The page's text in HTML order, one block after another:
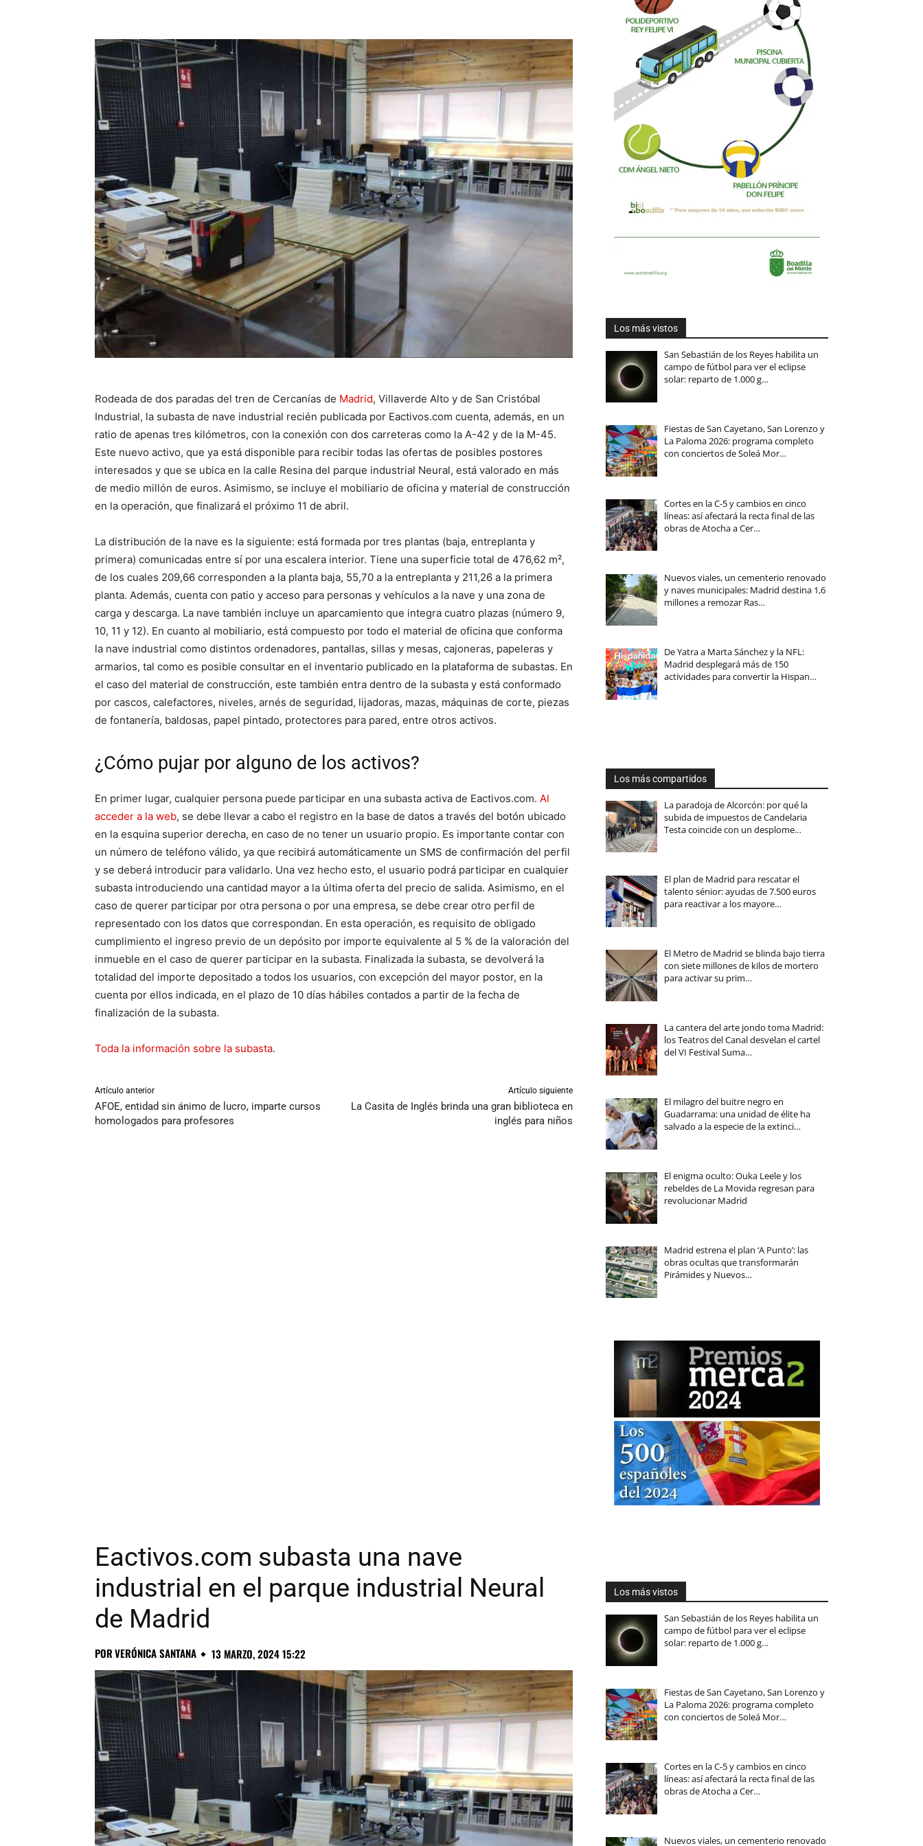
Rodeada de dos paradas del tren de Cercanías de Madrid, Villaverde Alto y de San Cristóbal
Industrial, la subasta de nave industrial recién publicada por Eactivos.com cuenta, además, en un
ratio de apenas tres kilómetros, con la conexión con dos carreteras como la A-42 y de la M-45.
Este nuevo activo, que ya está disponible para recibir todas las ofertas de posibles postores
interesados y que se ubica en la calle Resina del parque industrial Neural, está valorado en más
de medio millón de euros. Asimismo, se incluye el mobiliario de oficina y material de construcción
en la operación, que finalizará el próximo 11 de abril.
La distribución de la nave es la siguiente: está formada por tres plantas (baja, entreplanta y
primera) comunicadas entre sí por una escalera interior. Tiene una superficie total de 476,62 m²,
de los cuales 209,66 corresponden a la planta baja, 55,70 a la entreplanta y 211,26 a la primera
planta. Además, cuenta con patio y acceso para personas y vehículos a la nave y una zona de
carga y descarga. La nave también incluye un aparcamiento que integra cuatro plazas (número 9,
10, 11 y 12). En cuanto al mobiliario, está compuesto por todo el material de oficina que conforma
la nave industrial como distintos ordenadores, pantallas, sillas y mesas, cajoneras, papeleras y
armarios, tal como es posible consultar en el inventario publicado en la plataforma de subastas. En
el caso del material de construcción, este también entra dentro de la subasta y está conformado
por cascos, calefactores, niveles, arnés de seguridad, lijadoras, mazas, máquinas de corte, piezas
de fontanería, baldosas, papel pintado, protectores para pared, entre otros activos.
¿Cómo pujar por alguno de los activos?
En primer lugar, cualquier persona puede participar en una subasta activa de Eactivos.com. Al
acceder a la web, se debe llevar a cabo el registro en la base de datos a través del botón ubicado
en la esquina superior derecha, en caso de no tener un usuario propio. Es importante contar con
un número de teléfono válido, ya que recibirá automáticamente un SMS de confirmación del perfil
y se deberá introducir para validarlo. Una vez hecho esto, el usuario podrá participar en cualquier
subasta introduciendo una cantidad mayor a la última oferta del precio de salida. Asimismo, en el
caso de querer participar por otra persona o por una empresa, se debe crear otro perfil de
representado con los datos que correspondan. En esta operación, es requisito de obligado
cumplimiento el ingreso previo de un depósito por importe equivalente al 5 % de la valoración del
inmueble en el caso de querer participar en la subasta. Finalizada la subasta, se devolverá la
totalidad del importe depositado a todos los usuarios, con excepción del mayor postor, en la
cuenta por ellos indicada, en el plazo de 10 días hábiles contados a partir de la fecha de
finalización de la subasta.
Toda la información sobre la subasta.
Artículo anterior
AFOE, entidad sin ánimo de lucro, imparte cursos
homologados para profesores
Artículo siguiente
La Casita de Inglés brinda una gran biblioteca en
inglés para niños
Los más vistos
San Sebastián de los Reyes habilita un
campo de fútbol para ver el eclipse
solar: reparto de 1.000 g…
Fiestas de San Cayetano, San Lorenzo y
La Paloma 2026: programa completo
con conciertos de Soleá Mor…
Cortes en la C-5 y cambios en cinco
líneas: así afectará la recta final de las
obras de Atocha a Cer…
Nuevos viales, un cementerio renovado
y naves municipales: Madrid destina 1,6
millones a remozar Ras…
De Yatra a Marta Sánchez y la NFL:
Madrid desplegará más de 150
actividades para convertir la Hispan…
Los más compartidos
La paradoja de Alcorcón: por qué la
subida de impuestos de Candelaria
Testa coincide con un desplome…
El plan de Madrid para rescatar el
talento sénior: ayudas de 7.500 euros
para reactivar a los mayore…
El Metro de Madrid se blinda bajo tierra
con siete millones de kilos de mortero
para activar su prim…
La cantera del arte jondo toma Madrid:
los Teatros del Canal desvelan el cartel
del VI Festival Suma…
El milagro del buitre negro en
Guadarrama: una unidad de élite ha
salvado a la especie de la extinci…
El enigma oculto: Ouka Leele y los
rebeldes de La Movida regresan para
revolucionar Madrid
Madrid estrena el plan ‘A Punto’: las
obras ocultas que transformarán
Pirámides y Nuevos…
Eactivos.com subasta una nave
industrial en el parque industrial Neural
de Madrid
PORVERÓNICA SANTANA 13 MARZO, 2024 15:22
Los más vistos
San Sebastián de los Reyes habilita un
campo de fútbol para ver el eclipse
solar: reparto de 1.000 g…
Fiestas de San Cayetano, San Lorenzo y
La Paloma 2026: programa completo
con conciertos de Soleá Mor…
Cortes en la C-5 y cambios en cinco
líneas: así afectará la recta final de las
obras de Atocha a Cer…
Nuevos viales, un cementerio renovado